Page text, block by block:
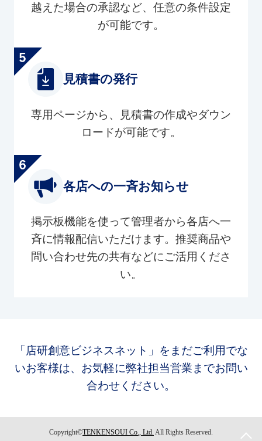
越えた場合の承認など、任意の条件設定
が可能です。
見積書の発行
専用ページから、見積書の作成やダウン
ロードが可能です。
各店への一斉お知らせ
掲示板機能を使って管理者から各店へ一
斉に情報配信いただけます。推奨商品や
問い合わせ先の共有などにご活用くださ
い。
「店研創意ビジネスネット」をまだご利用でな
いお客様は、お気軽に弊社担当営業までお問い
合わせください。
Copyright©TENKENSOUI Co., Ltd. All Rights Reserved.